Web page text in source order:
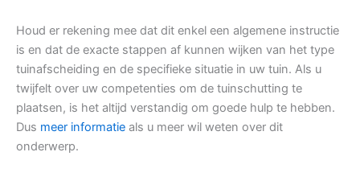
Houd er rekening mee dat dit enkel een algemene instructie
is en dat de exacte stappen af kunnen wijken van het type
tuinafscheiding en de specifieke situatie in uw tuin. Als u
twijfelt over uw competenties om de tuinschutting te
plaatsen, is het altijd verstandig om goede hulp te hebben.
Dus meer informatie als u meer wil weten over dit
onderwerp.